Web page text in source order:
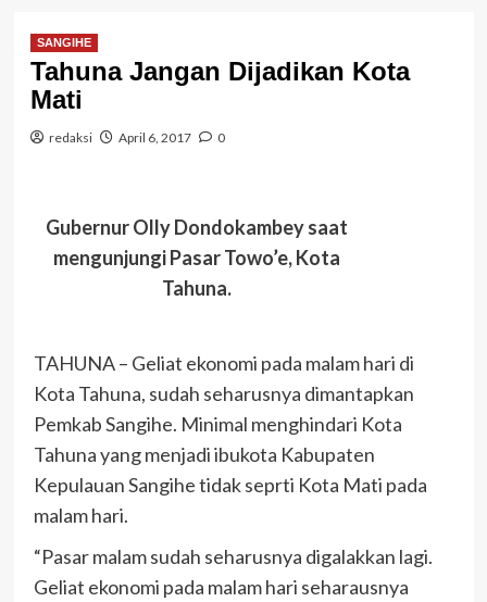
SANGIHE
Tahuna Jangan Dijadikan Kota
Mati
redaksi April 6, 2017 0
Gubernur Olly Dondokambey saat
mengunjungi Pasar Towo’e, Kota
Tahuna.
TAHUNA – Geliat ekonomi pada malam hari di
Kota Tahuna, sudah seharusnya dimantapkan
Pemkab Sangihe. Minimal menghindari Kota
Tahuna yang menjadi ibukota Kabupaten
Kepulauan Sangihe tidak seprti Kota Mati pada
malam hari.
“Pasar malam sudah seharusnya digalakkan lagi.
Geliat ekonomi pada malam hari seharausnya